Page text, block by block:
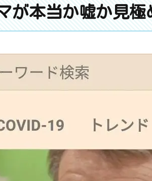
が本当か嘘か見極